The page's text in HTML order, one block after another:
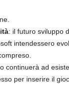
: il futuro sviluppo
intendessero
continuerà ad
per inserire il